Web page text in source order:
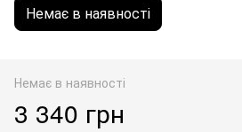
Немає в наявності
Немає в наявності
3 340 грн